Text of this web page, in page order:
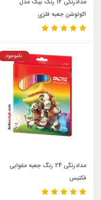
اکولوشن جعبه فلزی
ناموجود
مدادرنگی 24 رنگ جعبه مقوایی
فکتیس